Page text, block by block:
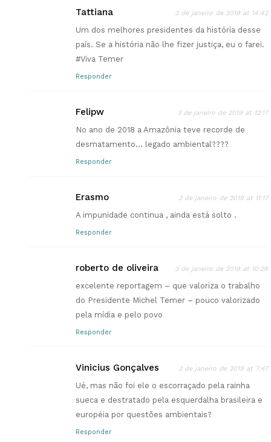
Tattiana 3 de janeiro de 2019 at 14:42
Um dos melhores presidentes da história desse
país. Se a história não lhe fizer justiça, eu o farei.
#Viva Temer
Responder
Felipw 3 de janeiro de 2019 at 12:17
No ano de 2018 a Amazônia teve recorde de
desmatamento… legado ambiental????
Responder
Erasmo 3 de janeiro de 2019 at 11:17
A impunidade continua , ainda está solto .
Responder
roberto de oliveira 3 de janeiro de 2019 at 10:28
excelente reportagem – que valoriza o trabalho
do Presidente Michel Temer – pouco valorizado
pela mídia e pelo povo
Responder
Vinicius Gonçalves 3 de janeiro de 2019 at 7:47
Ué, mas não foi ele o escorraçado pela rainha
sueca e destratado pela esquerdalha brasileira e
européia por questões ambientais?
Responder